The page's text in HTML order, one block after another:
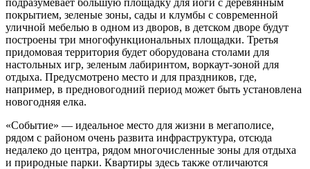
покрытием, зеленые зоны, сады и клумбы с современной
уличной мебелью в одном из дворов, в детском дворе будут
построены три многофункциональных площадки. Третья
придомовая территория будет оборудована столами для
настольных игр, зеленым лабиринтом, воркаут-зоной для
отдыха. Предусмотрено место и для праздников, где,
например, в предновогодний период может быть установлена
новогодняя елка.
«Событие» — идеальное место для жизни в мегаполисе,
рядом с районом очень развита инфраструктура, отсюда
недалеко до центра, рядом многочисленные зоны для отдыха
и природные парки. Квартиры здесь также отличаются